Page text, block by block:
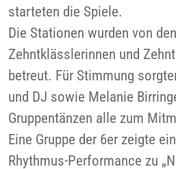
starteten die Spiele.
Die Stationen wurden von
Zehntklässlerinnen und
betreut. Für Stimmung
und DJ sowie Melanie
Gruppentänzen alle zum
Eine Gruppe der 6er zeigte
Rhythmus-Performance zu